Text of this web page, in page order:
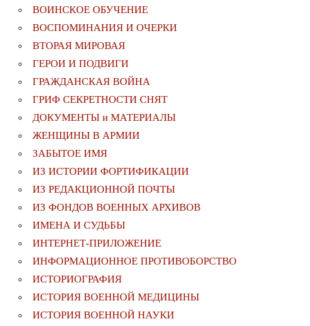
ВОИНСКОЕ ОБУЧЕНИЕ
ВОСПОМИНАНИЯ И ОЧЕРКИ
ВТОРАЯ МИРОВАЯ
ГЕРОИ И ПОДВИГИ
ГРАЖДАНСКАЯ ВОЙНА
ГРИФ СЕКРЕТНОСТИ СНЯТ
ДОКУМЕНТЫ и МАТЕРИАЛЫ
ЖЕНЩИНЫ В АРМИИ
ЗАБЫТОЕ ИМЯ
ИЗ ИСТОРИИ ФОРТИФИКАЦИИ
ИЗ РЕДАКЦИОННОЙ ПОЧТЫ
ИЗ ФОНДОВ ВОЕННЫХ АРХИВОВ
ИМЕНА И СУДЬБЫ
ИНТЕРНЕТ-ПРИЛОЖЕНИЕ
ИНФОРМАЦИОННОЕ ПРОТИВОБОРСТВО
ИСТОРИОГРАФИЯ
ИСТОРИЯ ВОЕННОЙ МЕДИЦИНЫ
ИСТОРИЯ ВОЕННОЙ НАУКИ